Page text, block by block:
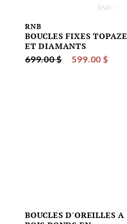
RNB
BOUCLES FIXES TOPAZE
ET DIAMANTS
699.00 $ 599.00 $
BOUCLES D'OREILLES A